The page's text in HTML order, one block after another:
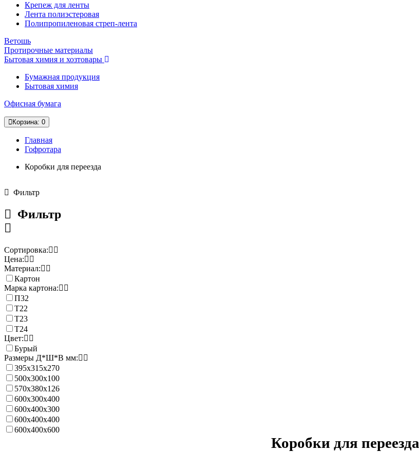
Крепеж для ленты
Лента полиэстеровая
Полипропиленовая стреп-лента
Ветошь
Протирочные материалы
Бытовая химия и хозтовары
Бумажная продукция
Бытовая химия
Офисная бумага
Корзина: 0
Главная
Гофротара
Коробки для переезда
Фильтр
Фильтр
Сортировка:
Цена:
Материал:
Картон
Марка картона:
П32
Т22
Т23
Т24
Цвет:
Бурый
Размеры Д*Ш*В мм:
395х315х270
500x300x100
570х380х126
600х300х400
600х400х300
600х400х400
600х400х600
Коробки для переезда